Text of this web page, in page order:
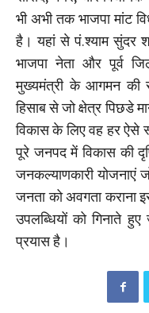
भी अभी तक भाजपा मांट
है। यहां से पं.श्याम सुंदर
भाजपा नेता और पूर्व
मुख्यमंत्री के आगमन की
हिसाब से जो क्षेत्र पिछडे
विकास के लिए वह हर ऐसे
पूरे जनपद में विकास की
जनकल्याणकारी योजनाएं
जनता को अवगता कराना
उपलब्धियों को गिनाते
प्रयास है।